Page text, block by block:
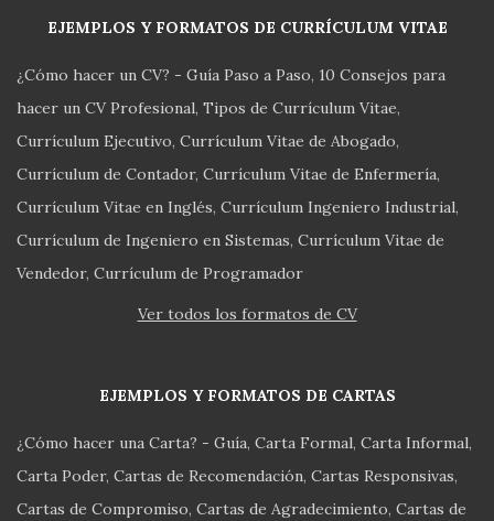
EJEMPLOS Y FORMATOS DE CURRÍCULUM VITAE
¿Cómo hacer un CV? - Guía Paso a Paso 10 Consejos para
hacer un CV Profesional Tipos de Currículum Vitae
Currículum Ejecutivo Currículum Vitae de Abogado
Currículum de Contador Currículum Vitae de Enfermería
Currículum Vitae en Inglés Currículum Ingeniero Industrial
Currículum de Ingeniero en Sistemas Currículum Vitae de
Vendedor Currículum de Programador
Ver todos los formatos de CV
EJEMPLOS Y FORMATOS DE CARTAS
¿Cómo hacer una Carta? - Guía Carta Formal Carta Informal
Carta Poder Cartas de Recomendación Cartas Responsivas
Cartas de Compromiso Cartas de Agradecimiento Cartas de